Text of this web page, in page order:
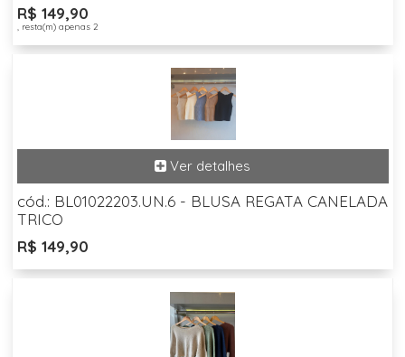
R$ 149,90
, resta(m) apenas 2
cód.: BL01022203.UN.6 - BLUSA REGATA CANELADA
TRICO
R$ 149,90